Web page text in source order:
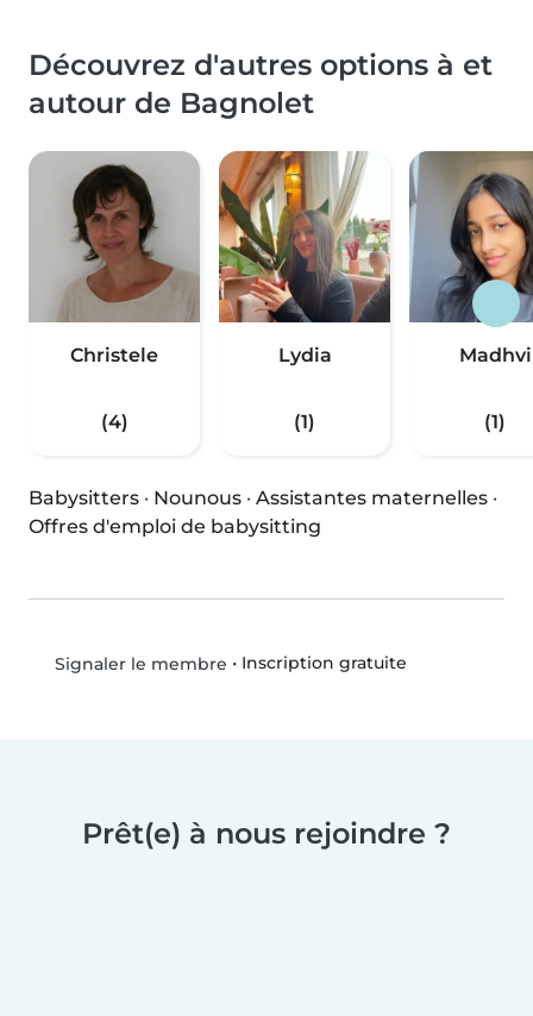
Découvrez d'autres options à et
autour de Bagnolet
Christele
(4)
Lydia
(1)
Madhvi
(1)
Babysitters · Nounous · Assistantes maternelles ·
Offres d'emploi de babysitting
Signaler le membre • Inscription gratuite
Prêt(e) à nous rejoindre ?